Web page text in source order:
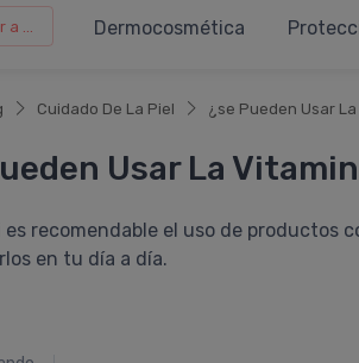
... Dermocosmética
Cuidado De La Piel ¿se Pueden Usar
Usar La
es recomendable el uso de productos
en tu dí­a a dí­a.